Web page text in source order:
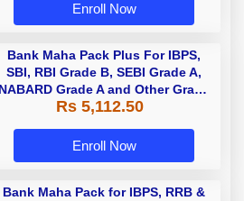
Enroll Now
Bank Maha Pack Plus For IBPS,
SBI, RBI Grade B, SEBI Grade A,
NABARD Grade A and Other Grade
A & Grade B Bank Exams
Rs 5,112.50
Enroll Now
Bank Maha Pack for IBPS, RRB &